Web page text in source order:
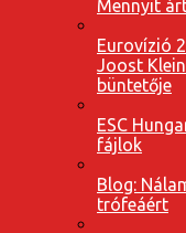
Mennyit
Eurovízió
Joost
büntetője
ESC
fájlok
Blog:
trófeáért